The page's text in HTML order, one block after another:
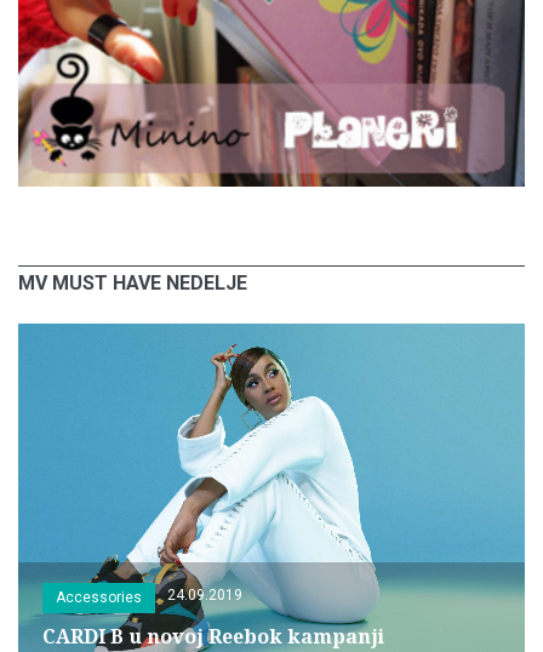
MV MUST HAVE NEDELJE
Accessories 24.09.2019
CARDI B u novoj Reebok kampanji